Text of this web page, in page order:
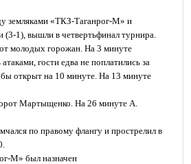
земляками «ТКЗ-Таганрог-М» и
1), вышли в четвертьфинал турнира.
молодых горожан. На 3 минуте
гости едва не поплатились за
открыт на 10 минуте. На 13 минуте
Мартыщенко. На 26 минуте А.
по правому флангу и прострелил в
М» был назначен